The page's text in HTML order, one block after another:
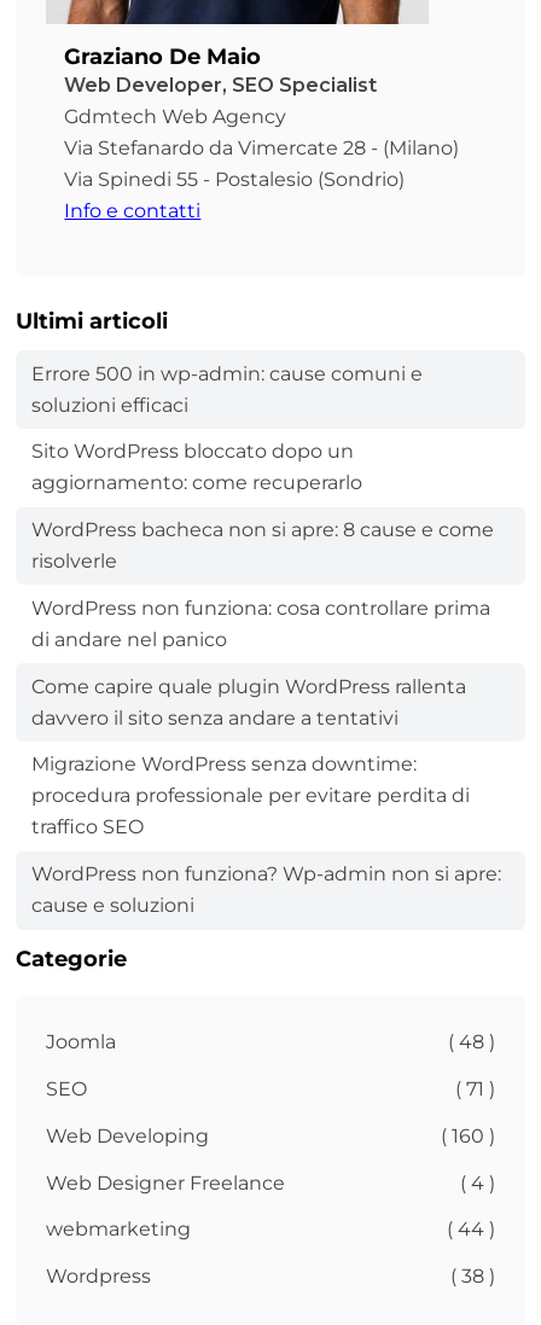
Graziano De Maio
Web Developer, SEO Specialist
Gdmtech Web Agency
Via Stefanardo da Vimercate 28 - (Milano)
Via Spinedi 55 - Postalesio (Sondrio)
Info e contatti
Ultimi articoli
Errore 500 in wp-admin: cause comuni e
soluzioni efficaci
Sito WordPress bloccato dopo un
aggiornamento: come recuperarlo
WordPress bacheca non si apre: 8 cause e come
risolverle
WordPress non funziona: cosa controllare prima
di andare nel panico
Come capire quale plugin WordPress rallenta
davvero il sito senza andare a tentativi
Migrazione WordPress senza downtime:
procedura professionale per evitare perdita di
traffico SEO
WordPress non funziona? Wp-admin non si apre:
cause e soluzioni
Categorie
Joomla ( 48 )
SEO ( 71 )
Web Developing ( 160 )
Web Designer Freelance ( 4 )
webmarketing ( 44 )
Wordpress ( 38 )